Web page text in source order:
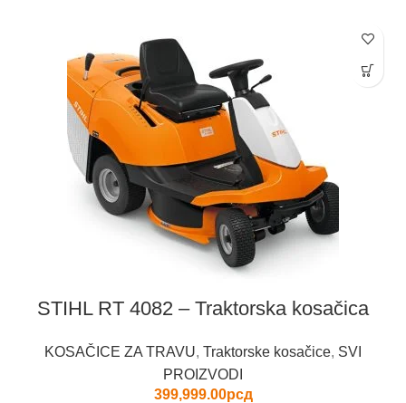
STIHL RT 4082 – Traktorska kosačica
KOSAČICE ZA TRAVU, Traktorske kosačice, SVI
PROIZVODI
399,999.00рсд